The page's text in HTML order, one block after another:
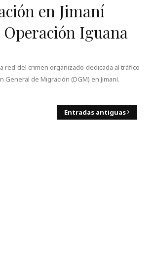
en Jimaní
Iguana
red del crimen organizado dedicada al tráfico
de Migración (DGM) en Jimaní.
Entradas antiguas